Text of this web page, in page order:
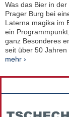
Was das Bier in
Prager Burg bei
Laterna magika im
ein
ganz Besonderes
seit über 50
mehr ›